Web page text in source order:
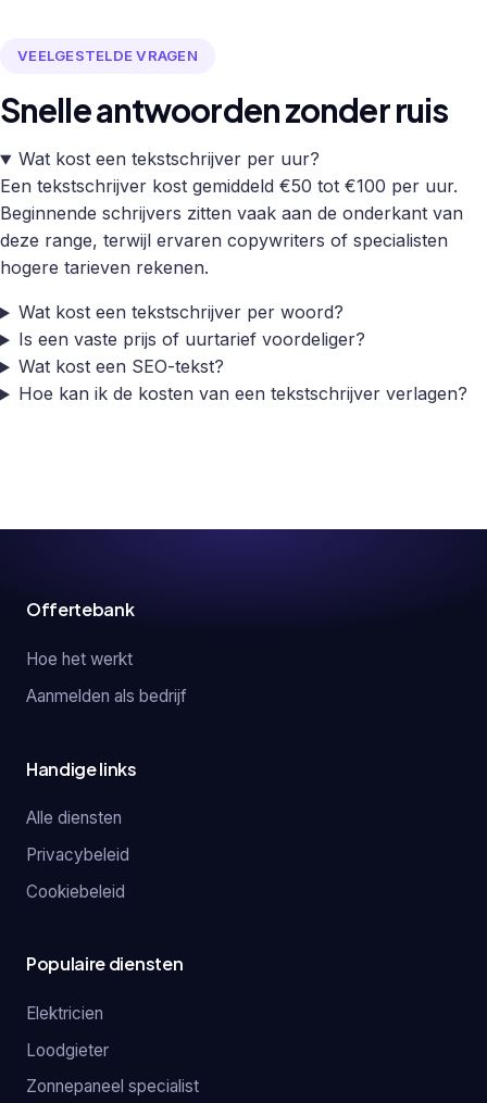
VEELGESTELDE VRAGEN
Snelle antwoorden zonder ruis
Wat kost een tekstschrijver per uur?
Een tekstschrijver kost gemiddeld €50 tot €100 per uur.
Beginnende schrijvers zitten vaak aan de onderkant van
deze range, terwijl ervaren copywriters of specialisten
hogere tarieven rekenen.
Wat kost een tekstschrijver per woord?
Is een vaste prijs of uurtarief voordeliger?
Wat kost een SEO-tekst?
Hoe kan ik de kosten van een tekstschrijver verlagen?
Offertebank
Hoe het werkt
Aanmelden als bedrijf
Handige links
Alle diensten
Privacybeleid
Cookiebeleid
Populaire diensten
Elektricien
Loodgieter
Zonnepaneel specialist